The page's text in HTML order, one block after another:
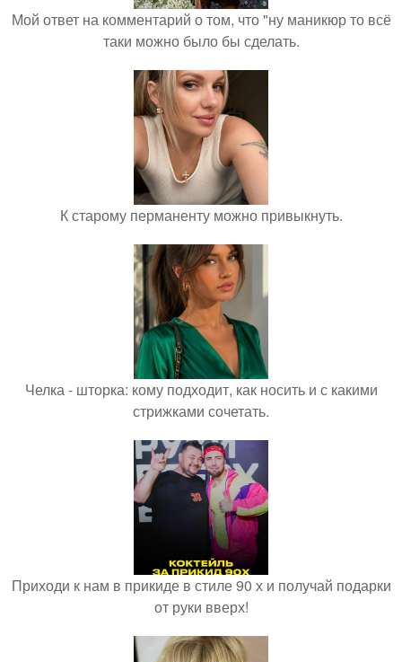
Мой ответ на комментарий о том, что "ну маникюр то всё
таки можно было бы сделать.
К старому перманенту можно привыкнуть.
Челка - шторка: кому подходит, как носить и с какими
стрижками сочетать.
Приходи к нам в прикиде в стиле 90 х и получай подарки
от руки вверх!